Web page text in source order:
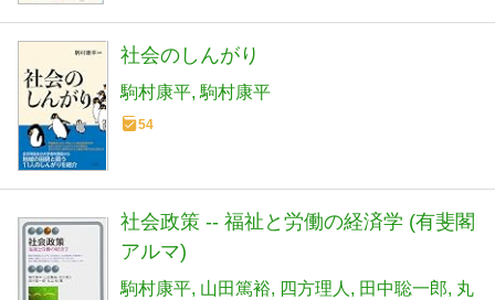
社会のしんがり
駒村康平 駒村康平
54
社会政策 -- 福祉と労働の経済学 (有斐閣
アルマ)
駒村康平 山田篤裕 四方理人 田中聡一郎 丸